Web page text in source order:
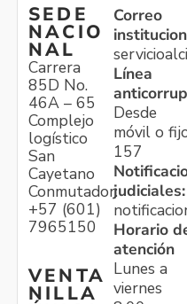
SEDE
NACIO
NAL
Carrera
85D No.
46A – 65
Complejo
logístico
San
Cayetano
Conmutador:
+57 (601)
7965150
VENTA
NILLA
Correo
Línea
Desde
móvil o
157
judiciales:
Horario
atención
Lunes a
viernes